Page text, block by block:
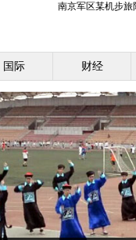
南京军区某机步旅
国际 财经